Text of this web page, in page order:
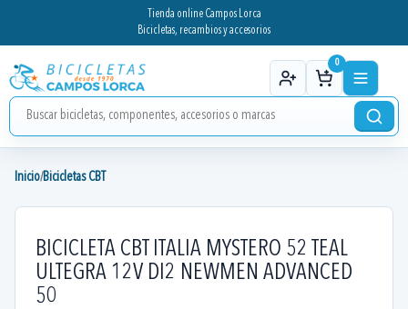
Tienda online Campos Lorca
Bicicletas, recambios y accesorios
0
Inicio/Bicicletas CBT
BICICLETA CBT ITALIA MYSTERO 52 TEAL
ULTEGRA 12V DI2 NEWMEN ADVANCED
50